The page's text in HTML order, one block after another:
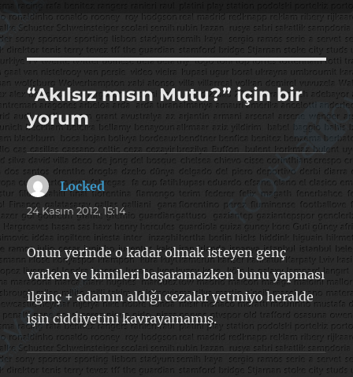
“Akılsız mısın Mutu?” için bir
yorum
Locked dedi
ki:
24 Kasım 2012, 15:14
Onun yerinde o kadar olmak isteyen genç
varken ve kimileri başaramazken bunu yapması
ilginç + adamın aldığı cezalar yetmiyo heralde
işin ciddiyetini kavrayamamış.